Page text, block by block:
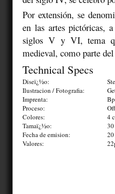
Por extensión, se
en las artes pictóricas,
siglos V y VI, tema
medieval, como parte
Technical Specs
Diseï¿½o:
Ilustracion / Fotografia:
Imprenta:
Proceso:
Colores:
4
Tamaï¿½o:
Fecha de emision:
Valores: